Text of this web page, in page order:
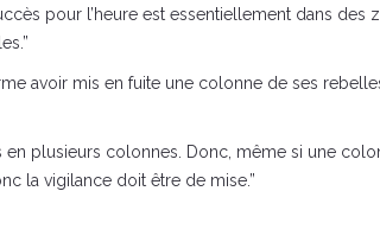
pour l’heure est essentiellement dans
avoir mis en fuite une colonne de ses
en plusieurs colonnes. Donc, même si une
la vigilance doit être de mise.”